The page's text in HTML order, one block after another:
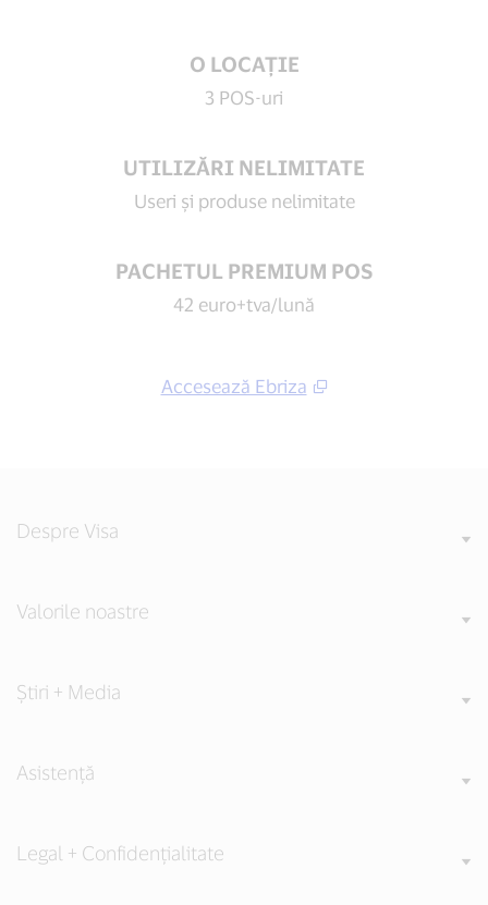
O LOCAȚIE
3 POS-uri
UTILIZĂRI NELIMITATE
Useri și produse nelimitate
PACHETUL PREMIUM POS
42 euro+tva/lună
Accesează Ebriza
Despre Visa
Valorile noastre
Știri + Media
Asistență
Legal + Confidențialitate